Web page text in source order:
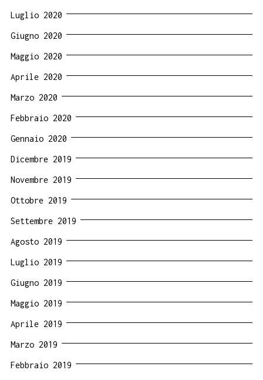
Luglio 2020
Giugno 2020
Maggio 2020
Aprile 2020
Marzo 2020
Febbraio 2020
Gennaio 2020
Dicembre 2019
Novembre 2019
Ottobre 2019
Settembre 2019
Agosto 2019
Luglio 2019
Giugno 2019
Maggio 2019
Aprile 2019
Marzo 2019
Febbraio 2019